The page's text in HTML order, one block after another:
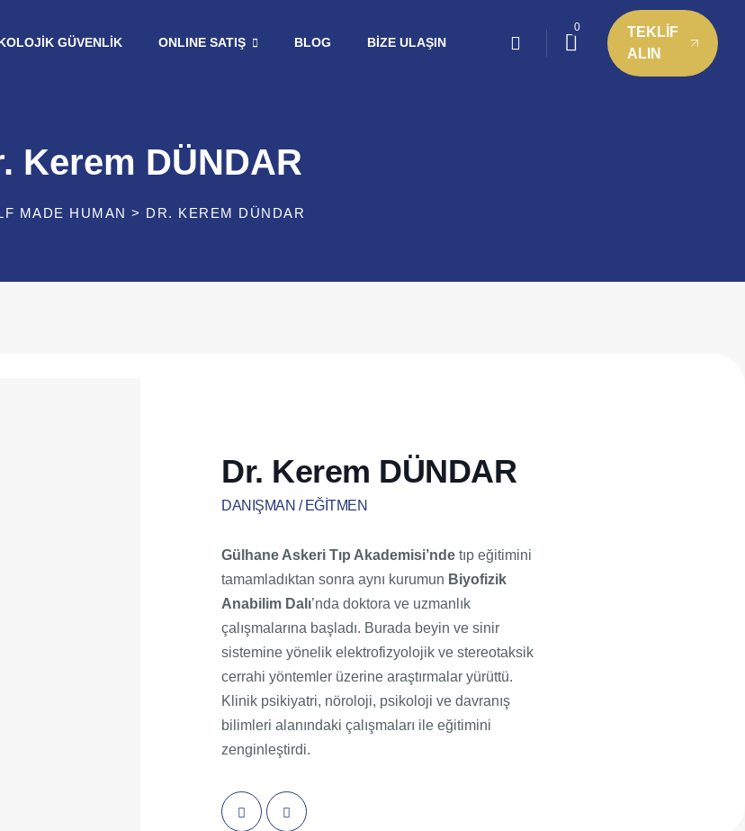
GÜVENLIK ONLINE SATIŞ BLOG BIZE ULAŞIN
0
TEKLİF
ALIN
Kerem DÜNDAR
MADE HUMAN > DR. KEREM DÜNDAR
Dr. Kerem DÜNDAR
DANIŞMAN / EĞITMEN
Gülhane Askeri Tıp Akademisi’nde tıp eğitimini
tamamladıktan sonra aynı kurumun Biyofizik
Anabilim Dalı’nda doktora ve uzmanlık
çalışmalarına başladı. Burada beyin ve sinir
sistemine yönelik elektrofizyolojik ve stereotaksik
cerrahi yöntemler üzerine araştırmalar yürüttü.
Klinik psikiyatri, nöroloji, psikoloji ve davranış
bilimleri alanındaki çalışmaları ile eğitimini
zenginleştirdi.